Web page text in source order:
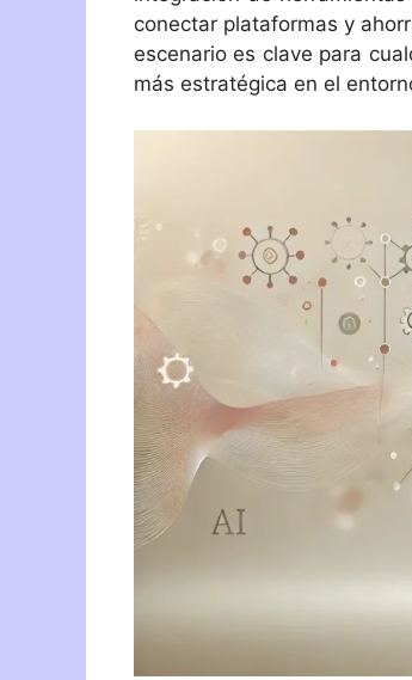
conectar plataformas y
escenario es clave para
más estratégica en el